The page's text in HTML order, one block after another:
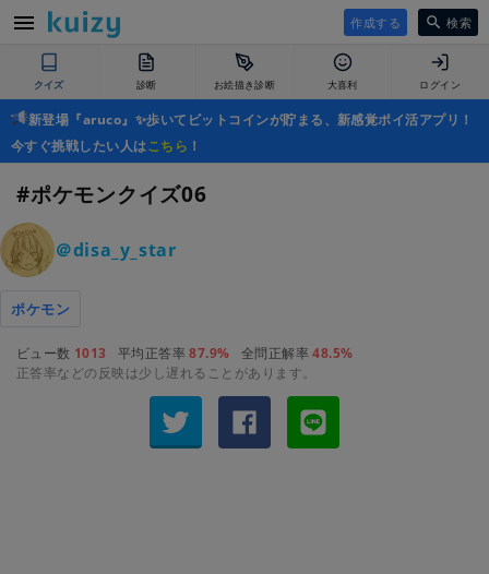
作成する 検索
クイズ 診断 お絵描き診断 大喜利 ログイン
新登場『aruco』✨歩いてビットコインが貯まる、新感覚ポイ活アプリ！
今すぐ挑戦したい人はこちら ！
#ポケモンクイズ06
＠disa_y_star
ポケモン
ビュー数 1013 平均正答率87.9% 全問正解率48.5%
正答率などの反映は少し遅れることがあります。